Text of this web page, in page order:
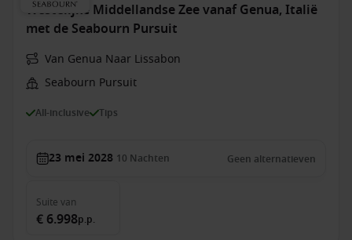
Westelijke Middellandse Zee vanaf Genua, Italië
met de Seabourn Pursuit
Van Genua Naar Lissabon
Seabourn Pursuit
All-inclusive Tips
23 mei 2028 10 Nachten Geen alternatieven
Suite van
€ 6.998p.p.